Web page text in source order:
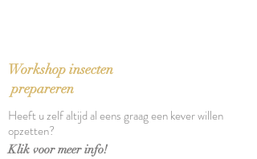
Bindwijze: Paperback
Verschijningsdatum: 2007
Aantal pagina's: 253
Workshop insecten
prepareren
Heeft u zelf altijd al eens graag een kever willen
opzetten?
Klik voor meer info!